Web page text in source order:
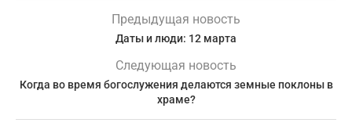
Предыдущая новость
Даты и люди: 12 марта
Следующая новость
Когда во время богослужения делаются земные поклоны в
храме?